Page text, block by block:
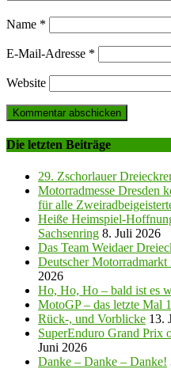
Name *
E-Mail-Adresse *
Website
Die letzten Beiträge
29. Zschorlauer
Motorradmesse Dresden
für alle
Heiße Heimspiel-
Sachsenring 8. Juli 2026
Das Team Weidaer
Deutscher
2026
Ho, Ho, Ho – bald ist es
MotoGP – das letzte Mal
Rück-, und Vorblicke 13.
SuperEnduro Grand Prix
Juni 2026
Danke – Danke – Danke!